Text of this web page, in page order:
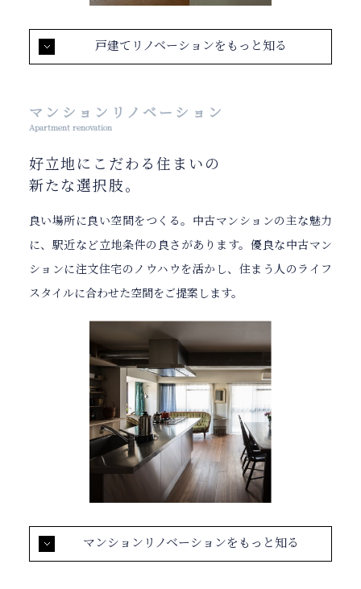
戸建てリノベーションをもっと知る
マンションリノベーション
Apartment renovation
好立地にこだわる住まいの
新たな選択肢。
良い場所に良い空間をつくる。中古マンションの主な魅力
に、駅近など立地条件の良さがあります。優良な中古マン
ションに注文住宅のノウハウを活かし、住まう人のライフ
スタイルに合わせた空間をご提案します。
マンションリノベーションをもっと知る